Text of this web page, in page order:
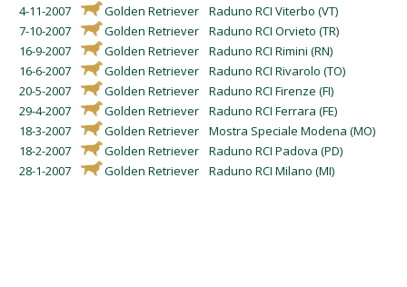
4-11-2007
Golden Retriever
Raduno RCI Viterbo (VT)
7-10-2007
Golden Retriever
Raduno RCI Orvieto (TR)
16-9-2007
Golden Retriever
Raduno RCI Rimini (RN)
16-6-2007
Golden Retriever
Raduno RCI Rivarolo (TO)
20-5-2007
Golden Retriever
Raduno RCI Firenze (FI)
29-4-2007
Golden Retriever
Raduno RCI Ferrara (FE)
18-3-2007
Golden Retriever
Mostra Speciale Modena (MO)
18-2-2007
Golden Retriever
Raduno RCI Padova (PD)
28-1-2007
Golden Retriever Raduno RCI Milano (MI)